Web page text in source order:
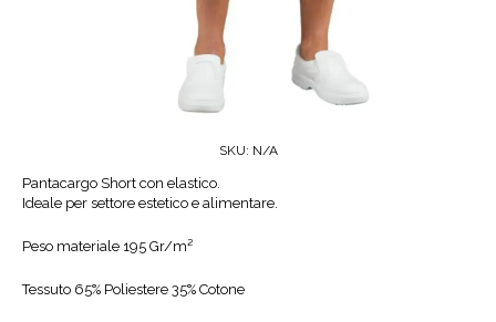
SKU: N/A
Pantacargo Short con elastico.
Ideale per settore estetico e alimentare.
Peso materiale 195 Gr/m²
Tessuto 65% Poliestere 35% Cotone